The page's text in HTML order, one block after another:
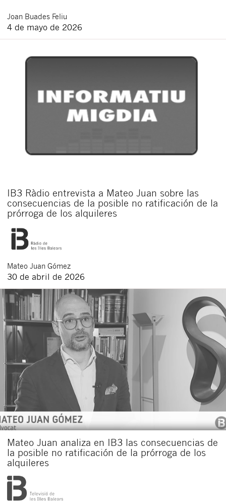
Joan Buades Feliu
4 de mayo de 2026
IB3 Ràdio entrevista a Mateo Juan sobre las
consecuencias de la posible no ratificación de la
prórroga de los alquileres
Mateo Juan Gómez
30 de abril de 2026
Mateo Juan analiza en IB3 las consecuencias de
la posible no ratificación de la prórroga de los
alquileres